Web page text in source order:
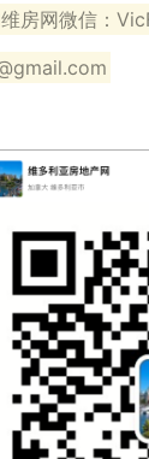
房网微信：